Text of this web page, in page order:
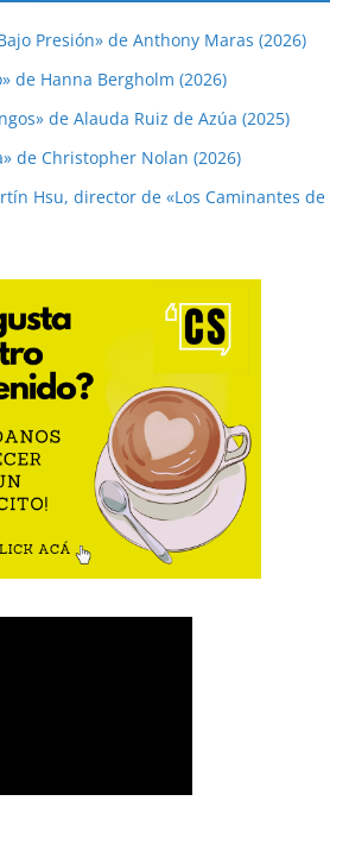
Presión» de Anthony Maras (2026)
de Hanna Bergholm (2026)
de Alauda Ruiz de Azúa (2025)
de Christopher Nolan (2026)
Hsu, director de «Los Caminantes de